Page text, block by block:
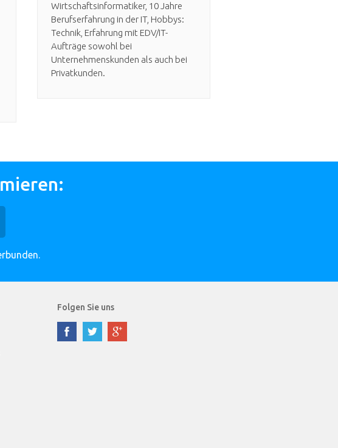
Wirtschaftsinformatiker, 10 Jahre
Berufserfahrung in der IT, Hobbys:
Technik, Erfahrung mit EDV/IT-
Aufträge sowohl bei
Unternehmenskunden als auch bei
Privatkunden.
Folgen Sie uns